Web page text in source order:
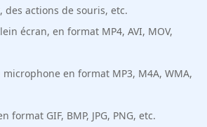
actions de souris, etc.
écran, en format MP4, AVI, MOV,
en format MP3, M4A, WMA,
GIF, BMP, JPG, PNG, etc.